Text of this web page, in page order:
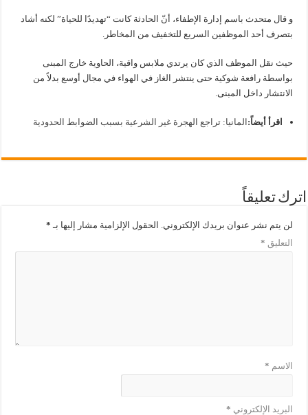
و قال متحدث باسم إدارة الإطفاء، أنّ الحادثة كانت “تهديدًا للحياة” لكنه أشاد
بتصرف أحد الموظفين السريع للتخفيف من المخاطر.
حيث نقل الموظف الذي كان يرتدي ملابس واقية، الحاوية خارج المبنى
بواسطة رافعة شوكية حتى ينتشر الغاز في الهواء في مجال أوسع بدلاً من
الانتشار داخل المبنى.
اقرأ أيضاً:المانيا: تراجع الهجرة غير الشرعية بسبب الضوابط الحدودية
اترك تعليقاً
لن يتم نشر عنوان بريدك الإلكتروني. الحقول الإلزامية مشار إليها بـ *
التعليق *
الاسم *
البريد الإلكتروني *